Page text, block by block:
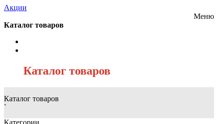
Акции
Меню
Каталог товаров
Каталог товаров
Каталог товаров
`